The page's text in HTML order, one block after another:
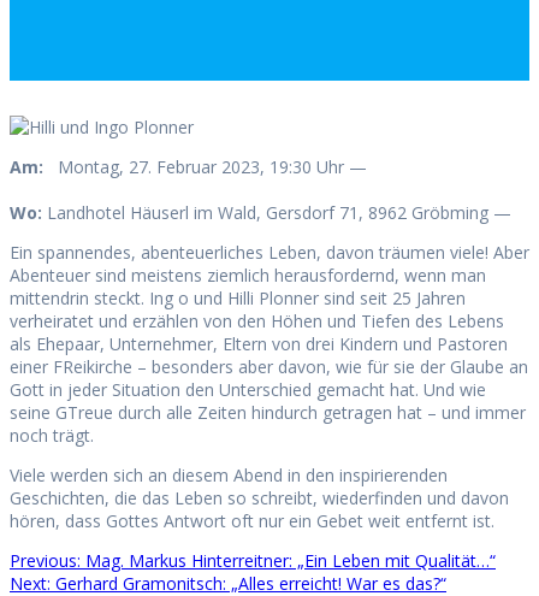
Am: Montag, 27. Februar 2023, 19:30 Uhr —
Wo: Landhotel Häuserl im Wald, Gersdorf 71, 8962 Gröbming —
Ein spannendes, abenteuerliches Leben, davon träumen viele! Aber
Abenteuer sind meistens ziemlich herausfordernd, wenn man
mittendrin steckt. Ing o und Hilli Plonner sind seit 25 Jahren
verheiratet und erzählen von den Höhen und Tiefen des Lebens
als Ehepaar, Unternehmer, Eltern von drei Kindern und Pastoren
einer FReikirche – besonders aber davon, wie für sie der Glaube an
Gott in jeder Situation den Unterschied gemacht hat. Und wie
seine GTreue durch alle Zeiten hindurch getragen hat – und immer
noch trägt.
Viele werden sich an diesem Abend in den inspirierenden
Geschichten, die das Leben so schreibt, wiederfinden und davon
hören, dass Gottes Antwort oft nur ein Gebet weit entfernt ist.
Beitragsnavigation
Previous: Previous
post:
Mag. Markus Hinterreitner: „Ein Leben mit Qualität…“
Next: Next
Gerhard Gramonitsch: „Alles erreicht! War es das?“